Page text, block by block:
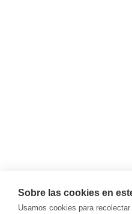
Sobre las cookies en
Usamos cookies para